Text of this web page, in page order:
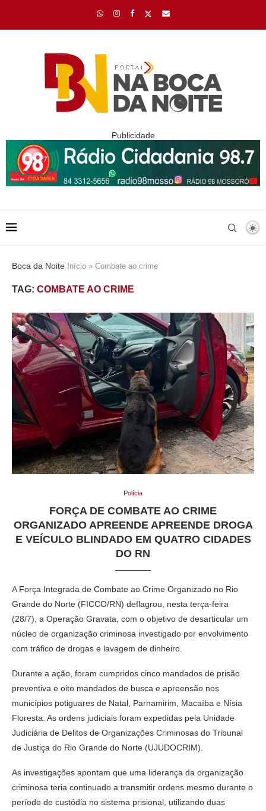
Publicidade
Boca da Noite Início » Combate ao crime
TAG: COMBATE AO CRIME
Polícia
FORÇA DE COMBATE AO CRIME
ORGANIZADO APREENDE APREENDE DROGA
E VEÍCULO BLINDADO EM QUATRO CIDADES
DO RN
A Força Integrada de Combate ao Crime Organizado no Rio
Grande do Norte (FICCO/RN) deflagrou, nesta terça-feira
(28/7), a Operação Gravata, com o objetivo de desarticular um
núcleo de organização criminosa investigado por envolvimento
com tráfico de drogas e lavagem de dinheiro.
Durante a ação, foram cumpridos cinco mandados de prisão
preventiva e oito mandados de busca e apreensão nos
municípios potiguares de Natal, Parnamirim, Macaíba e Nísia
Floresta. As ordens judiciais foram expedidas pela Unidade
Judiciária de Delitos de Organizações Criminosas do Tribunal
de Justiça do Rio Grande do Norte (UJUDOCRIM).
As investigações apontam que uma liderança da organização
criminosa teria continuado a transmitir ordens mesmo durante o
período de custódia no sistema prisional, utilizando duas